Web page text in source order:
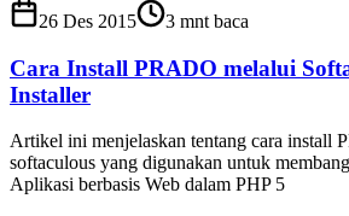
26 Des 2015
3 mnt baca
Cara Install PRADO melalui
Installer
Artikel ini menjelaskan tentang cara install
softaculous yang digunakan untuk
Aplikasi berbasis Web dalam PHP 5